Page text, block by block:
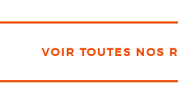
VOIR TOUTES NOS